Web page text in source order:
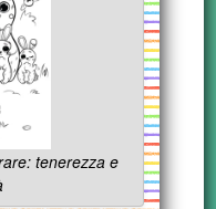
tenerezza e